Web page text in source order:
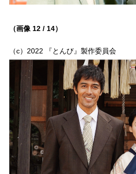
（画像 12 / 14）
（c）2022 『とんび』製作委員会